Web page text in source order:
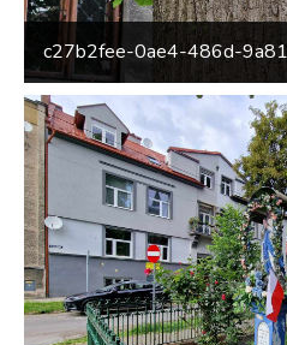
c27b2fee-0ae4-486d-